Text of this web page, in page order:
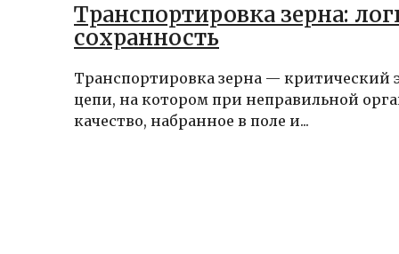
Транспортировка зерна:
сохранность
Транспортировка зерна — критический
цепи, на котором при неправильной
качество, набранное в поле и...